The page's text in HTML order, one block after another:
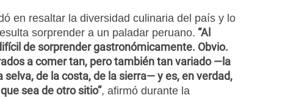
en resaltar la diversidad culinaria del país y lo
sorprender a un paladar peruano. “Al
de sorprender gastronómicamente. Obvio.
a comer tan, pero también tan variado —la
selva, de la costa, de la sierra— y es, en verdad,
sea de otro sitio”, afirmó durante la